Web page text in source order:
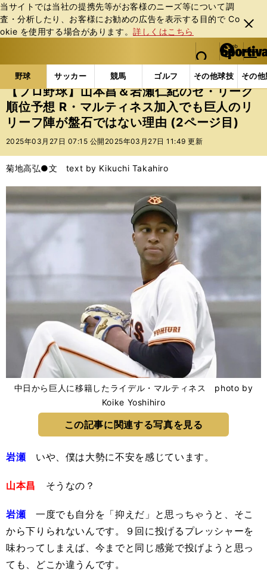
当サイトでは当社の提携先等がお客様のニーズ等について調
査・分析したり、お客様にお勧めの広告を表⽰する⽬的で Co
okie を使⽤する場合があります。詳しくはこちら
閉じ
る
web Sportiva (webスポルティーバ)
検索
マイペ
ー
ジ
メニュ
野球 サッカー 競馬 ゴルフ その他球技 その
b
ス
ポ
ル
テ
ー
バ
野球の記事一覧 プロ野球 【プロ野球】山本昌＆岩
【プロ野球】山本昌＆岩瀬仁紀のセ・リーグ
順位予想 R・マルティネス加入でも巨人のリ
リーフ陣が盤石ではない理由 (2ページ目)
2025年03月27日 07:15 公開 2025年03月27日 11:49 更新
菊地高弘●文 text by Kikuchi Takahiro
中日から巨人に移籍したライデル・マルティネス photo by
Koike Yoshihiro
この記事に関連する写真を見る
岩瀬 いや、僕は大勢に不安を感じています。
山本昌 そうなの？
岩瀬 一度でも自分を「抑えだ」と思っちゃうと、そこ
から下りられないんです。９回に投げるプレッシャーを
味わってしまえば、今までと同じ感覚で投げようと思っ
ても、どこか違うんです。